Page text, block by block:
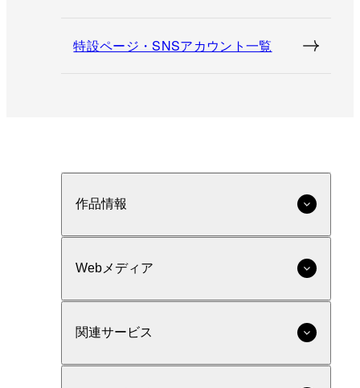
特設ページ・SNSアカウント一覧
作品情報
Webメディア
関連サービス